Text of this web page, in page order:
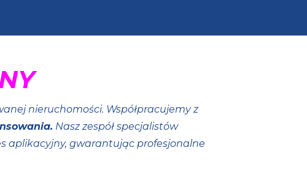
nieruchomości. Współpracujemy z
Nasz zespół specjalistów
aplikacyjny, gwarantując profesjonalne